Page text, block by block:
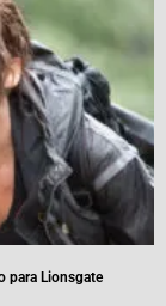
para Lionsgate